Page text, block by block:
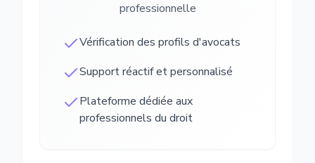
professionnelle
Vérification des profils d'avocats
Support réactif et personnalisé
Plateforme dédiée aux
professionnels du droit